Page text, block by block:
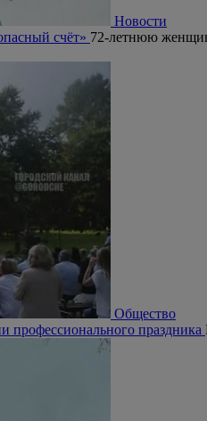
Новости
счёт» 72-летнюю
Общество
профессионального праздника